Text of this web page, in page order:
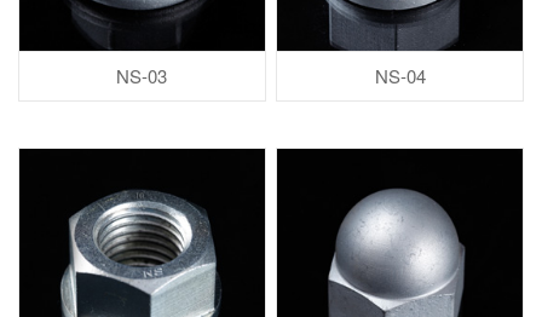
NS-03 NS-04